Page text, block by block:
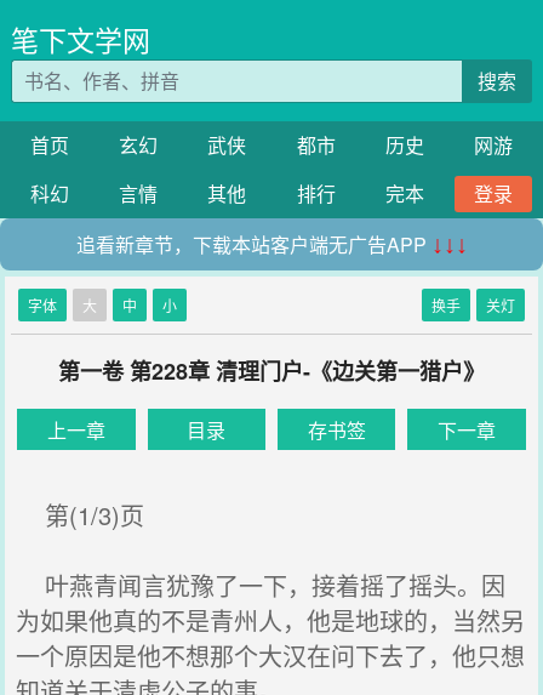
笔下文学网
搜索
首页 玄幻 武侠 都市 历史
网游
科幻
言情 其他 排行 完本
登录
追看新章节，下载本站客户端无广告APP ↓↓↓
字体 大 中 小 换手 关灯
第一卷 第228章 清理门户-《边关第一猎户》
上一章 目录 存书签 下一章
第(1/3)页
叶燕青闻言犹豫了一下，接着摇了摇头。因
为如果他真的不是青州人，他是地球的，当然另
一个原因是他不想那个大汉在问下去了，他只想